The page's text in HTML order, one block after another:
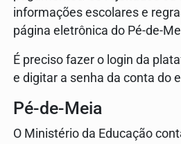
informações escolares e
página eletrônica do Pé-de-
É preciso fazer o login da
e digitar a senha da conta do
Pé-de-Meia
O Ministério da Educação